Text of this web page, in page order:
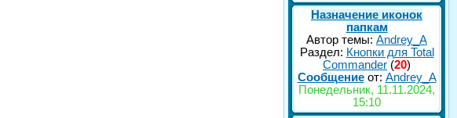
Назначение иконок
папкам
Автор темы: Andrey_A
Раздел: Кнопки для Total
Commander (20)
Сообщениеот: Andrey_A
Понедельник, 11.11.2024,
15:10